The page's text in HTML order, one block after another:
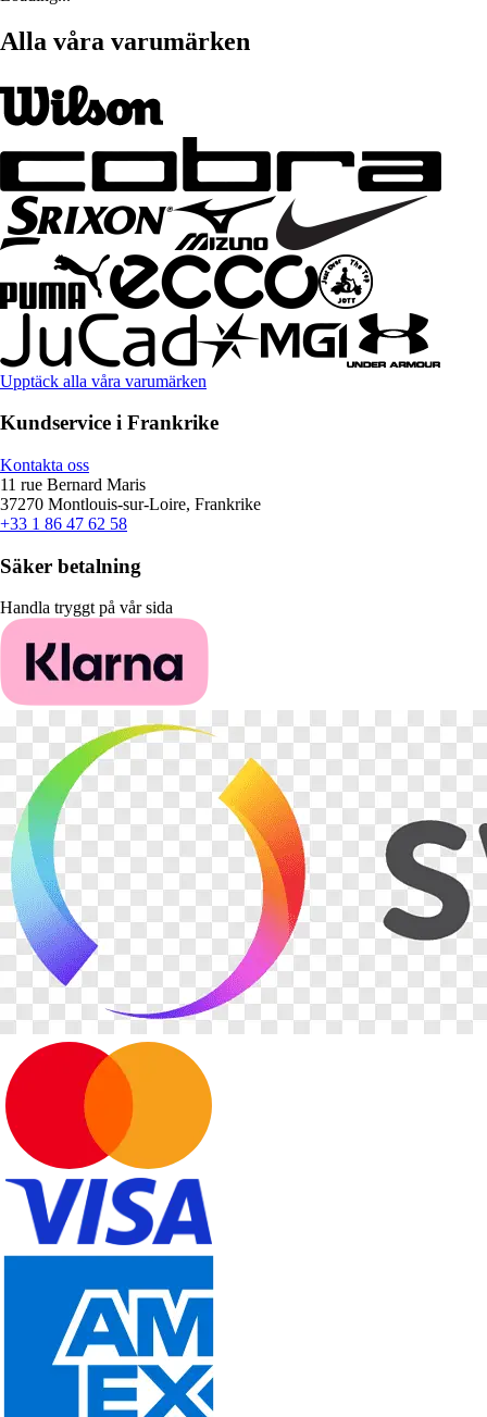
Alla våra varumärken
Upptäck alla våra varumärken
Kundservice i Frankrike
Kontakta oss
11 rue Bernard Maris
37270 Montlouis-sur-Loire, Frankrike
+33 1 86 47 62 58
Säker betalning
Handla tryggt på vår sida